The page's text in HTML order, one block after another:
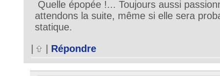
Quelle épopée !... Toujours aussi
attendons la suite, même si elle sera
statique.
Répondre